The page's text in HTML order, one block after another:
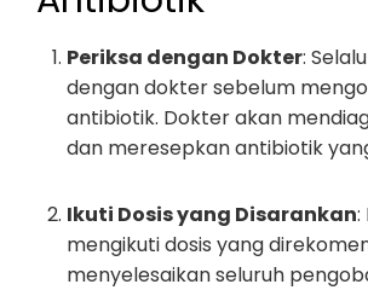
Periksa dengan Dokter:
dengan dokter sebelum
antibiotik. Dokter akan
dan meresepkan antibiotik
Ikuti Dosis yang Disarankan:
mengikuti dosis yang
menyelesaikan seluruh